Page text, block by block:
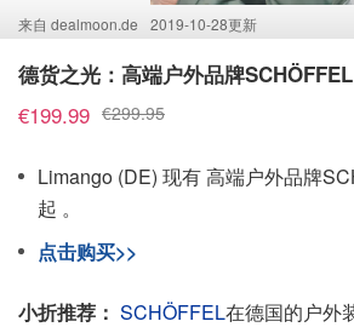
来自 dealmoon.de 2019-10-28更新
德货之光：高端户外品牌
€199.99 €299.95
Limango (DE) 现有 高端户外品牌
起 。
点击购买>>
小折推荐： SCHÖFFEL在德国的户外